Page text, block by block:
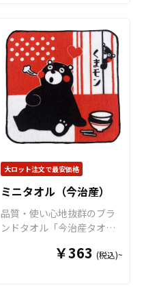
を引き立てます。 角部分に
丸みをもたせた角丸仕様で
手触りもよく安心してお使
いいただけます。 また、目
盛り部分に斜面がついた書
きやすい仕様ですので、実
用性としてもお勧めできま
す。学校の記念品 としても
イテムとなっております。
販売に必要な資材も取り揃
えておりますので、お客様
にはデザインを入稿してい
ただくだけでオリジナル商
品として販売していただく
ことができます。 短納期・
小ロットでの対応も可能で
大ロット注文で最安価格
ミニタオル（今治産）
品質・使い心地抜群のブラ
ンドタオル「今治産タオ
ズでリーズナブルな価格で
￥363 (税込)~